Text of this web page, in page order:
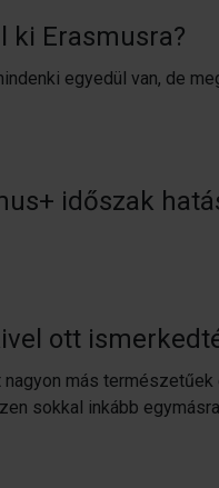
ki Erasmusra?
egyedül van, de
időszak
ott
más természetűek
sokkal inkább